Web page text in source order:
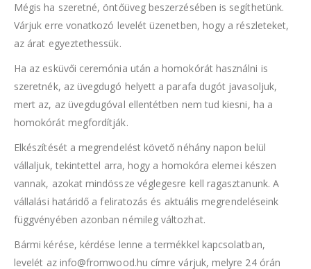
Mégis ha szeretné, öntőüveg beszerzésében is segíthetünk.
Várjuk erre vonatkozó levelét üzenetben, hogy a részleteket,
az árat egyeztethessük.
Ha az esküvői ceremónia után a homokórát használni is
szeretnék, az üvegdugó helyett a parafa dugót javasoljuk,
mert az, az üvegdugóval ellentétben nem tud kiesni, ha a
homokórát megfordítják.
Elkészítését a megrendelést követő néhány napon belül
vállaljuk, tekintettel arra, hogy a homokóra elemei készen
vannak, azokat mindössze véglegesre kell ragasztanunk. A
vállalási határidő a feliratozás és aktuális megrendeléseink
függvényében azonban némileg változhat.
Bármi kérése, kérdése lenne a termékkel kapcsolatban,
levelét az info@fromwood.hu címre várjuk, melyre 24 órán